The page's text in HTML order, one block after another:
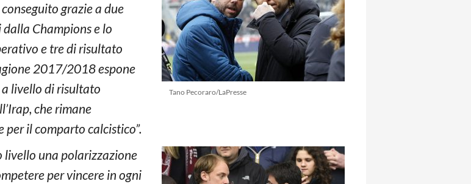
Tano Pecoraro/LaPresse
grazie a due
Champions e lo
e tre di risultato
2017/2018 espone
livello di risultato
che rimane
il comparto calcistico”.
livello una polarizzazione
per vincere in ogni